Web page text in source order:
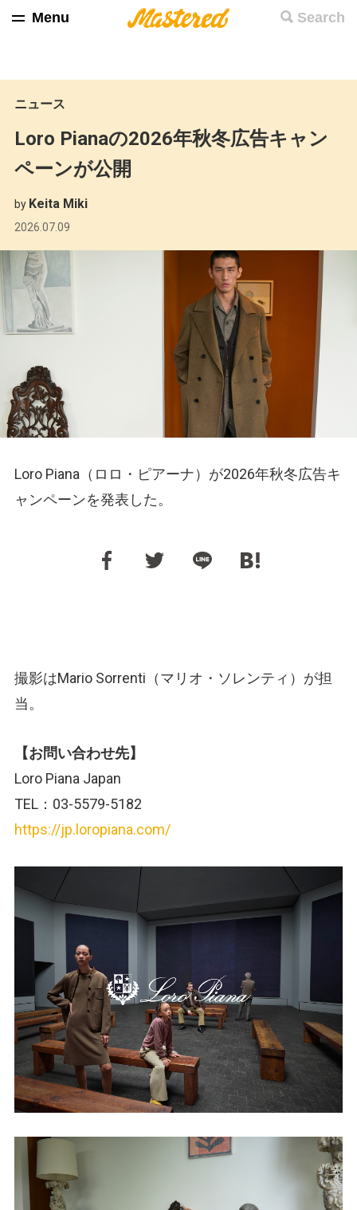
Search
Menu
ニュース
Loro Pianaの2026年秋冬広告キャン
ペーンが公開
by Keita Miki
2026.07.09
Loro Piana（ロロ・ピアーナ）が2026年秋冬広告キ
ャンペーンを発表した。
撮影はMario Sorrenti（マリオ・ソレンティ）が担
当。
【お問い合わせ先】
Loro Piana Japan
TEL：03-5579-5182
https://jp.loropiana.com/